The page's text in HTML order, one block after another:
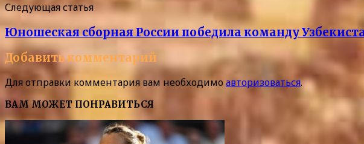
Следующая статья
Юношеская сборная России победила команду
Добавить комментарий
Для отправки комментария вам необходимоавторизоваться.
ВАМ МОЖЕТ ПОНРАВИТЬСЯ